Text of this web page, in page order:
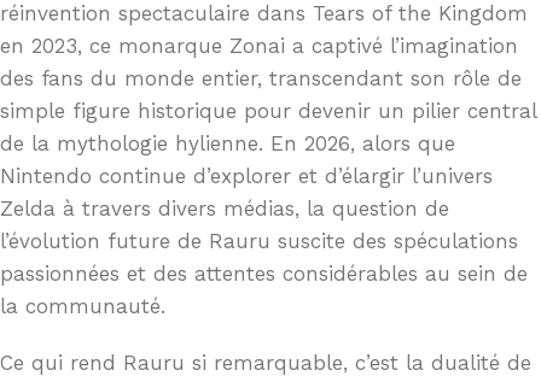
réinvention spectaculaire dans Tears of the Kingdom
en 2023, ce monarque Zonai a captivé l’imagination
des fans du monde entier, transcendant son rôle de
simple figure historique pour devenir un pilier central
de la mythologie hylienne. En 2026, alors que
Nintendo continue d’explorer et d’élargir l’univers
Zelda à travers divers médias, la question de
l’évolution future de Rauru suscite des spéculations
passionnées et des attentes considérables au sein de
la communauté.
Ce qui rend Rauru si remarquable, c’est la dualité de